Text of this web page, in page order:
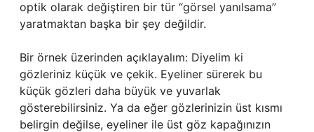
optik olarak değiştiren bir tür “görsel yanılsama”
yaratmaktan başka bir şey değildir.
Bir örnek üzerinden açıklayalım: Diyelim ki
gözleriniz küçük ve çekik. Eyeliner sürerek bu
küçük gözleri daha büyük ve yuvarlak
gösterebilirsiniz. Ya da eğer gözlerinizin üst kısmı
belirgin değilse, eyeliner ile üst göz kapağınızın